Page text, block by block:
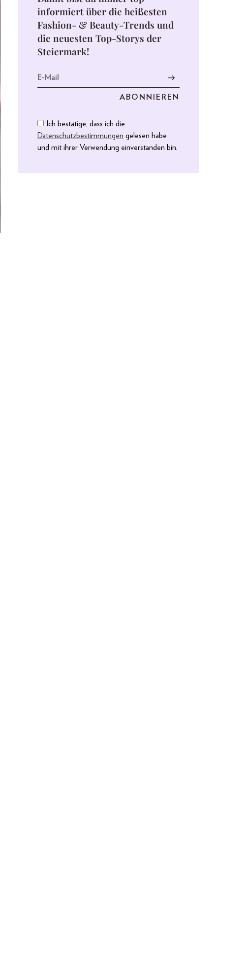
informiert über die heißesten
Fashion- & Beauty-Trends und
die neuesten Top-Storys der
Steiermark!
Ich bestätige, dass ich die
Datenschutzbestimmungen gelesen habe
und mit ihrer Verwendung einverstanden bin.